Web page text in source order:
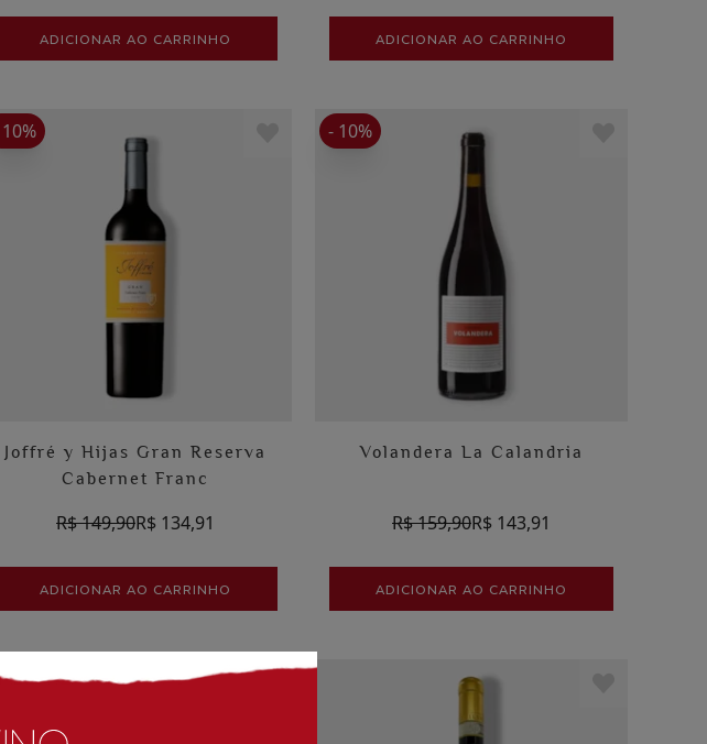
ADICIONAR AO CARRINHO ADICIONAR AO CARRINHO
Joffré y Hijas Gran Reserva
Cabernet Franc
R$ 149,90R$ 134,91
ADICIONAR AO CARRINHO
Volandera La Calandria
R$ 159,90R$ 143,91
- 10%
ADICIONAR AO CARRINHO